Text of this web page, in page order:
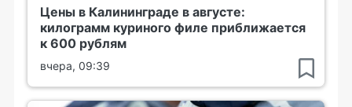
Цены в Калининграде в августе:
килограмм куриного филе приближается
к 600 рублям
вчера, 09:39